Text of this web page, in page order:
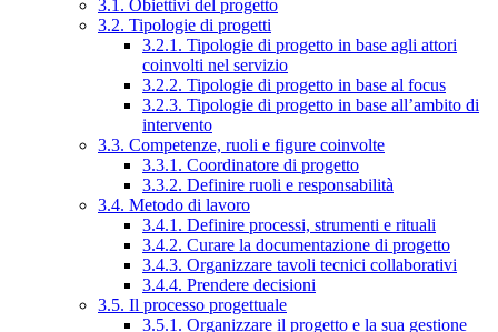
3.1. Obiettivi del progetto
3.2. Tipologie di progetti
3.2.1. Tipologie di progetto in base agli attori
coinvolti nel servizio
3.2.2. Tipologie di progetto in base al focus
3.2.3. Tipologie di progetto in base all’ambito di
intervento
3.3. Competenze, ruoli e figure coinvolte
3.3.1. Coordinatore di progetto
3.3.2. Definire ruoli e responsabilità
3.4. Metodo di lavoro
3.4.1. Definire processi, strumenti e rituali
3.4.2. Curare la documentazione di progetto
3.4.3. Organizzare tavoli tecnici collaborativi
3.4.4. Prendere decisioni
3.5. Il processo progettuale
3.5.1. Organizzare il progetto e la sua gestione